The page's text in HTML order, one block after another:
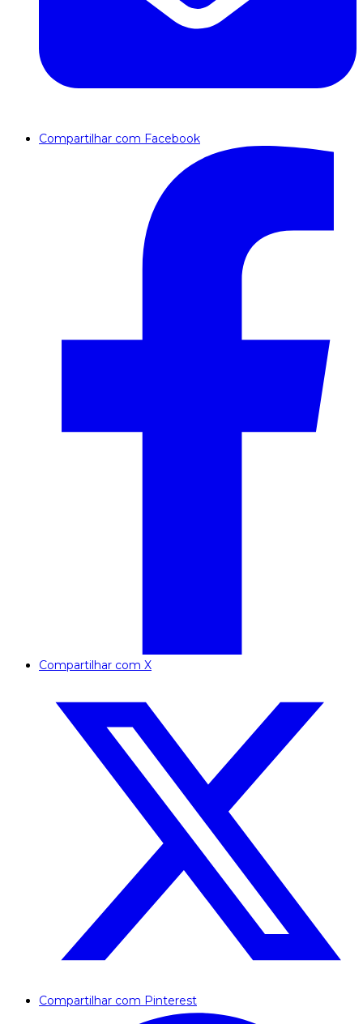
Compartilhar com Facebook
Compartilhar com X
Compartilhar com Pinterest